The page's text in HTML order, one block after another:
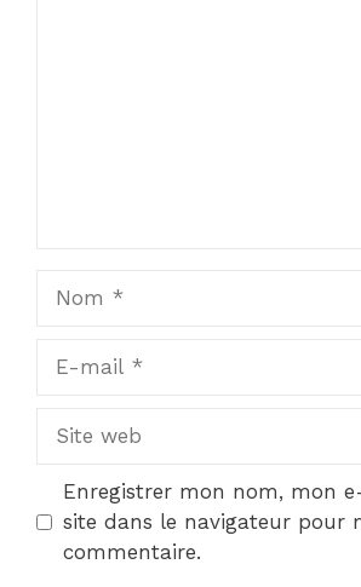
mail
web
Enregistrer mon nom, mon
site dans le navigateur pour
commentaire.